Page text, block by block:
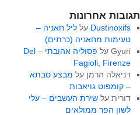
תגובות אחרונות
Dustinoxifs על ליל חאניה –
טעימות מחאניה (כרתים)
Gyuriעל
פסוליה אהובתי – Del
Fagioli, Firenze
דניאלה הרמן על מבצע סבתא
– קומפוט גויאבות
דוריתעל שירת העשבים – עלי
לשון הפר ממולאים